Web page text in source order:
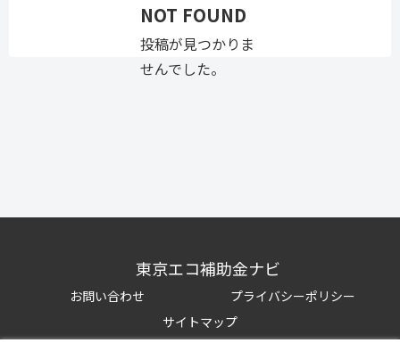
NOT FOUND
投稿が見つかりま
せんでした。
東京エコ補助金ナビ
お問い合わせ
プライバシーポリシー
サイトマップ